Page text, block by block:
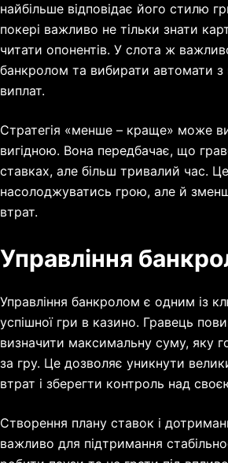
найбільше відповідає його стилю
покері важливо не тільки знати
читати опонентів. У слота ж
банкролом та вибирати автомати з
виплат.
Стратегія «менше – краще» може
вигідною. Вона передбачає, що
ставках, але більш тривалий час.
насолоджуватись грою, але й
втрат.
Управління
Управління банкролом є одним із
успішної гри в казино. Гравець
визначити максимальну суму, яку
за гру. Це дозволяє уникнути
втрат і зберегти контроль над
Створення плану ставок і
важливо для підтримання